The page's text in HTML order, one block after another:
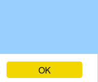
OK